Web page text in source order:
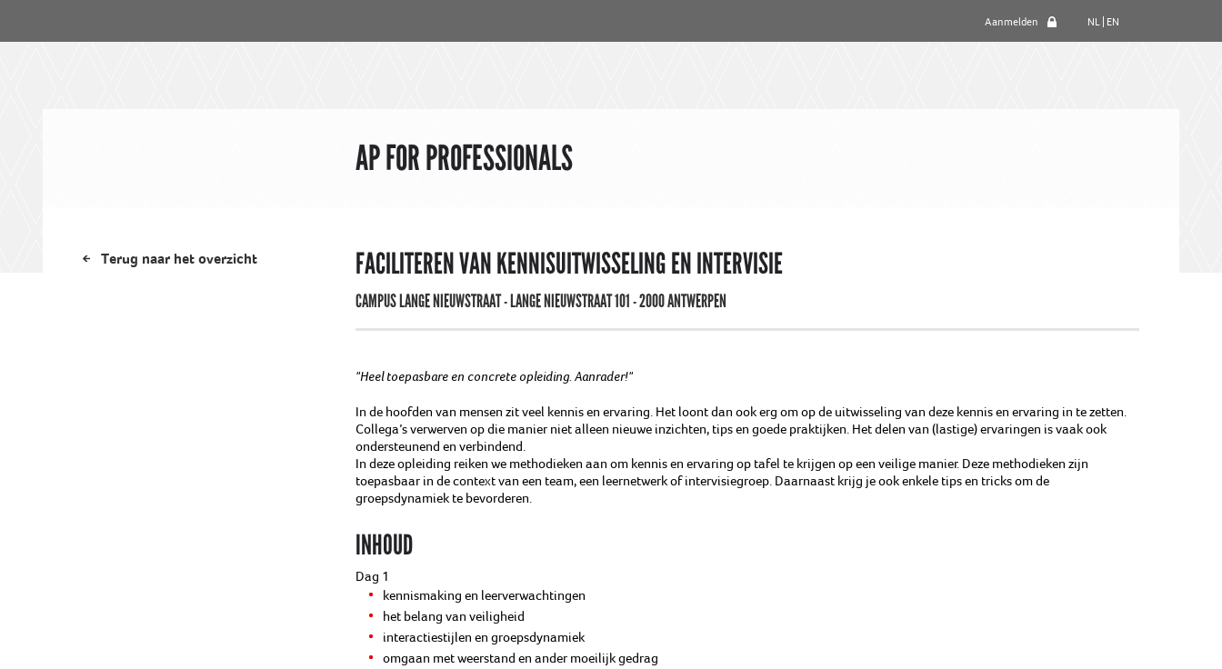
Aanmelden NL EN
AP FOR PROFESSIONALS
Terug naar het overzicht FACILITEREN VAN KENNISUITWISSELING EN INTERVISIE
CAMPUS LANGE NIEUWSTRAAT - LANGE NIEUWSTRAAT 101 - 2000 ANTWERPEN
"Heel toepasbare en concrete opleiding. Aanrader!"
In de hoofden van mensen zit veel kennis en ervaring. Het loont dan ook erg om op de uitwisseling van deze kennis en ervaring in te zetten.
Collega’s verwerven op die manier niet alleen nieuwe inzichten, tips en goede praktijken. Het delen van (lastige) ervaringen is vaak ook
ondersteunend en verbindend.
In deze opleiding reiken we methodieken aan om kennis en ervaring op tafel te krijgen op een veilige manier. Deze methodieken zijn
toepasbaar in de context van een team, een leernetwerk of intervisiegroep. Daarnaast krijg je ook enkele tips en tricks om de
groepsdynamiek te bevorderen.
INHOUD
Dag 1
kennismaking en leerverwachtingen
het belang van veiligheid
interactiestijlen en groepsdynamiek
omgaan met weerstand en ander moeilijk gedrag